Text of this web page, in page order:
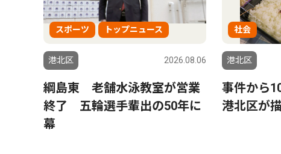
スポーツ トップニュース
港北区 2026.08.06
綱島東 老舗水泳教室が営業
終了 五輪選手輩出の50年に
幕
社会
港北区
事件から
港北区が